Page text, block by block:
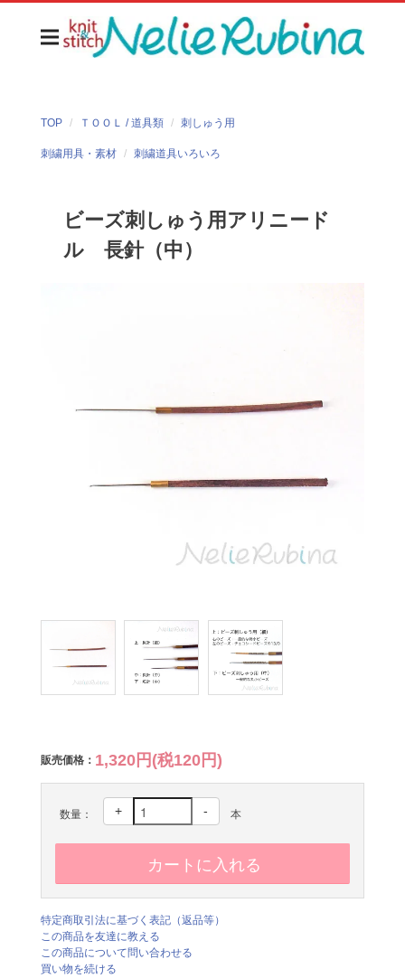
TOP ＴＯＯＬ / 道具類 刺しゅう用
刺繍用具・素材 刺繍道具いろいろ
ビーズ刺しゅう用アリニード
ル 長針（中）
販売価格： 1,320円(税120円)
数量： + - 本
特定商取引法に基づく表記（返品等）
この商品を友達に教える
この商品について問い合わせる
買い物を続ける